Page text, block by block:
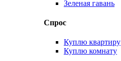
Зеленая гавань
Спрос
Куплю квартиру
Куплю комнату